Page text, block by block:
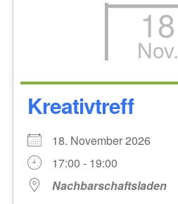
18
Nov.
Kreativtreff
18. November 2026
17:00 - 19:00
Nachbarschaftsladen